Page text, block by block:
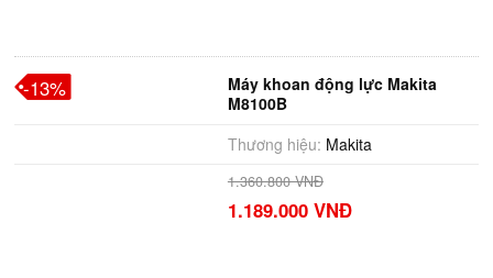
Máy khoan động lực Makita
M8100B
Thương hiệu: Makita
1.360.800 VNĐ
1.189.000 VNĐ
-13%